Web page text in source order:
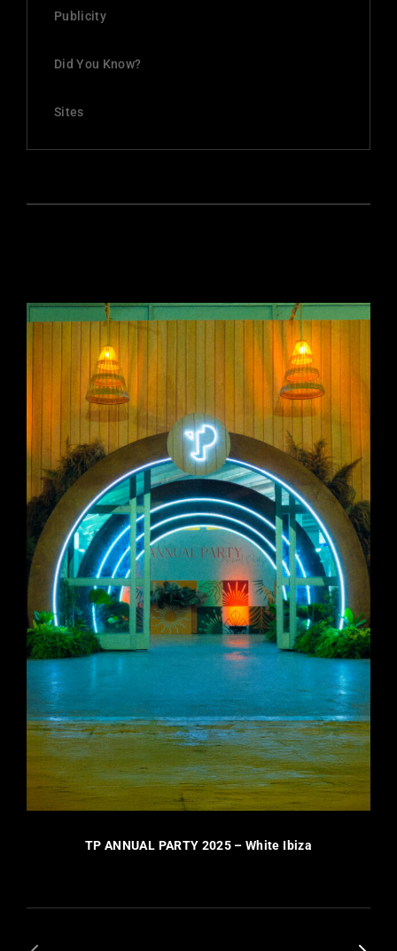
Publicity
Did You Know?
Sites
TP ANNUAL PARTY 2025 – White Ibiza